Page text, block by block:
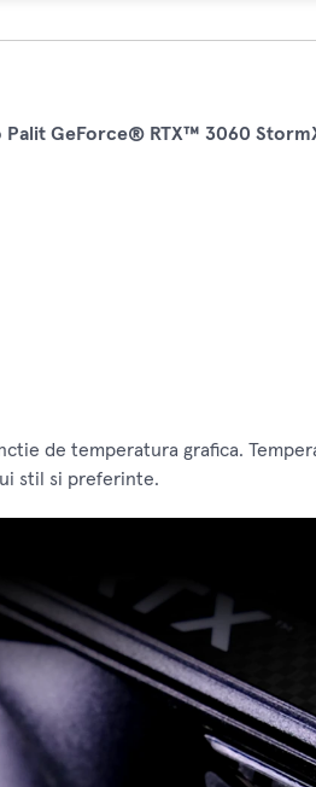
Palit GeForce® RTX™ 3060
de temperatura grafica.
stil si preferinte.